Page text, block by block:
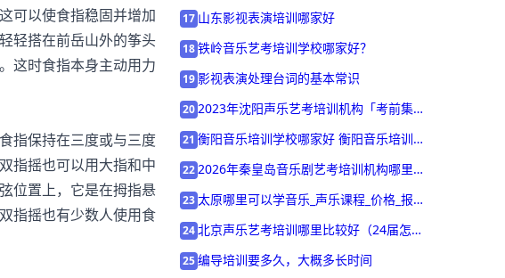
可以使食指稳固并增加
轻搭在前岳山外的筝头
这时食指本身主动用力
指保持在三度或与三度
指摇也可以用大指和中
位置上，它是在拇指悬
指摇也有少数人使用食
17 山东影视表演培训哪家好
18铁岭音乐艺考培训学校哪家好？
19影视表演处理台词的基本常识
202023年沈阳声乐艺考培训机构「考前集训
21 衡阳音乐培训学校哪家好 衡阳音乐培训学
222026年秦皇岛音乐剧艺考培训机构哪里好
23太原哪里可以学音乐_声乐课程_价格_报
24北京声乐艺考培训哪里比较好（24届怎么
25编导培训要多久，大概多长时间